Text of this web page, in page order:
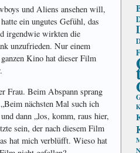
und Aliens ansehen will,
ein ungutes Gefühl, das
irgendwie wirkten die
unzufrieden. Nur einem
Kino hat dieser Film
Frau. Beim Abspann sprang
nächsten Mal such ich
dann „los, komm, raus hier,
sein, der nach diesem Film
hat mich verblüfft. Wieso hat